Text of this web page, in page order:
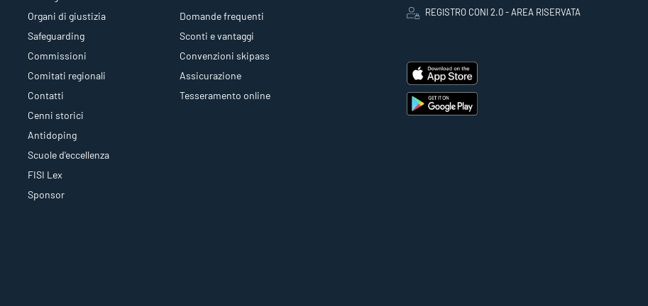
Organi di giustizia
Safeguarding
Commissioni
Comitati regionali
Contatti
Cenni storici
Antidoping
Scuole d'eccellenza
FISI Lex
Sponsor
Domande frequenti
Sconti e vantaggi
Convenzioni skipass
Assicurazione
Tesseramento online
REGISTRO CONI 2.0 - AREA RISERVATA